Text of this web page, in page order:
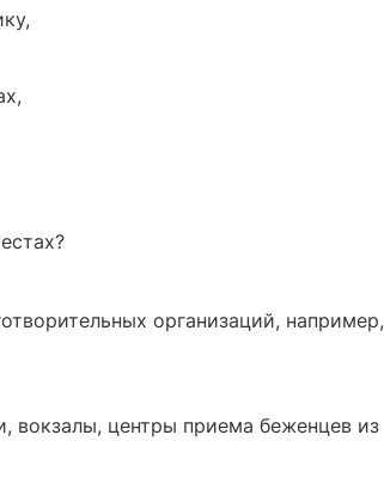
организаций, например,
вокзалы, центры приема беженцев из